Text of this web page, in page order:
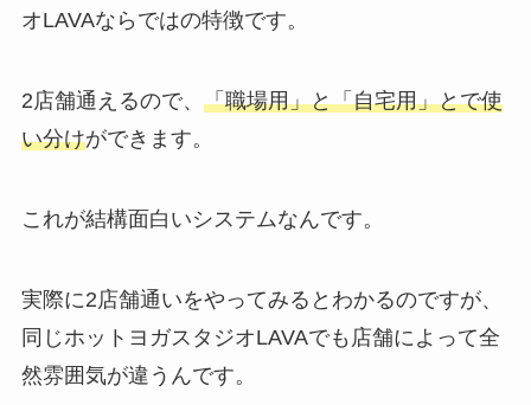
オLAVAならではの特徴です。
2店舗通えるので、 「職場用」と「自宅用」とで使
い分けができます。
これが結構面白いシステムなんです。
実際に2店舗通いをやってみるとわかるのですが、
同じホットヨガスタジオLAVAでも店舗によって全
然雰囲気が違うんです。